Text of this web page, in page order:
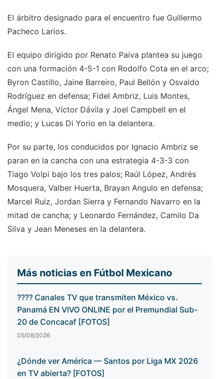
El árbitro designado para el encuentro fue Guillermo
Pacheco Larios.
El equipo dirigido por Renato Paiva plantea su juego
con una formación 4-5-1 con Rodolfo Cota en el arco;
Byron Castillo, Jaine Barreiro, Paul Bellón y Osvaldo
Rodríguez en defensa; Fidel Ambriz, Luis Montes,
Ángel Mena, Víctor Dávila y Joel Campbell en el
medio; y Lucas Di Yorio en la delantera.
Por su parte, los conducidos por Ignacio Ambriz se
paran en la cancha con una estrategia 4-3-3 con
Tiago Volpi bajo los tres palos; Raúl López, Andrés
Mosquera, Valber Huerta, Brayan Angulo en defensa;
Marcel Ruiz, Jordan Sierra y Fernando Navarro en la
mitad de cancha; y Leonardo Fernández, Camilo Da
Silva y Jean Meneses en la delantera.
Más noticias en Fútbol Mexicano
???? Canales TV que transmiten México vs.
Panamá EN VIVO ONLINE por el Premundial Sub-
20 de Concacaf [FOTOS]
05/08/2026
¿Dónde ver América — Santos por Liga MX 2026
en TV abierta? [FOTOS]